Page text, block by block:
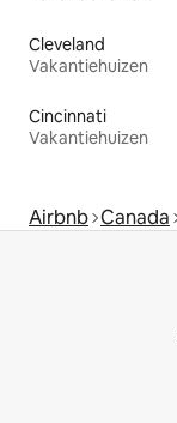
Cleveland
Vakantiehuizen
Cincinnati
Vakantiehuizen
Airbnb Canada